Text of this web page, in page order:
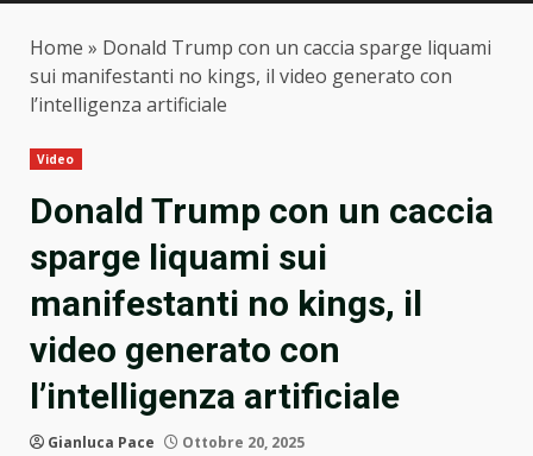
Home » Donald Trump con un caccia sparge liquami
sui manifestanti no kings, il video generato con
l’intelligenza artificiale
Video
Donald Trump con un caccia
sparge liquami sui
manifestanti no kings, il
video generato con
l’intelligenza artificiale
Gianluca Pace Ottobre 20, 2025